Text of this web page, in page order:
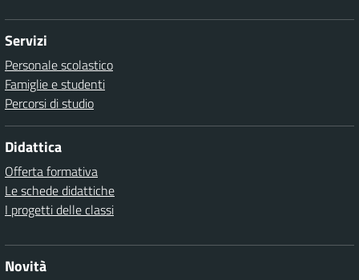
Servizi
Personale scolastico
Famiglie e studenti
Percorsi di studio
Didattica
Offerta formativa
Le schede didattiche
I progetti delle classi
Novità